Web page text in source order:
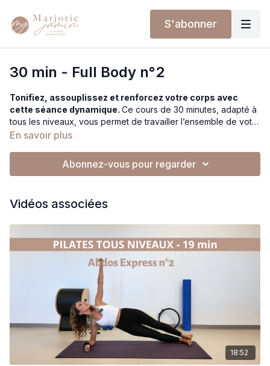
S'abonner
30 min - Full Body n°2
Tonifiez, assouplissez et renforcez votre corps avec
cette séance dynamique. Ce cours de 30 minutes, adapté à
tous les niveaux, vous permet de travailler l’ensemble de votre
corps tout en améliorant votre force, votre équilibre et votre
poursuivre au sol avec des exercices assis, allongés, à
votre niveau et progressez à votre rythme dans cette pratique
En savoir plus
Abonnez-vous pour regarder
Vidéos associées
18:52